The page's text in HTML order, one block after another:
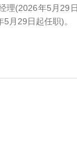
理(2026年5月29
月29日起任职)。